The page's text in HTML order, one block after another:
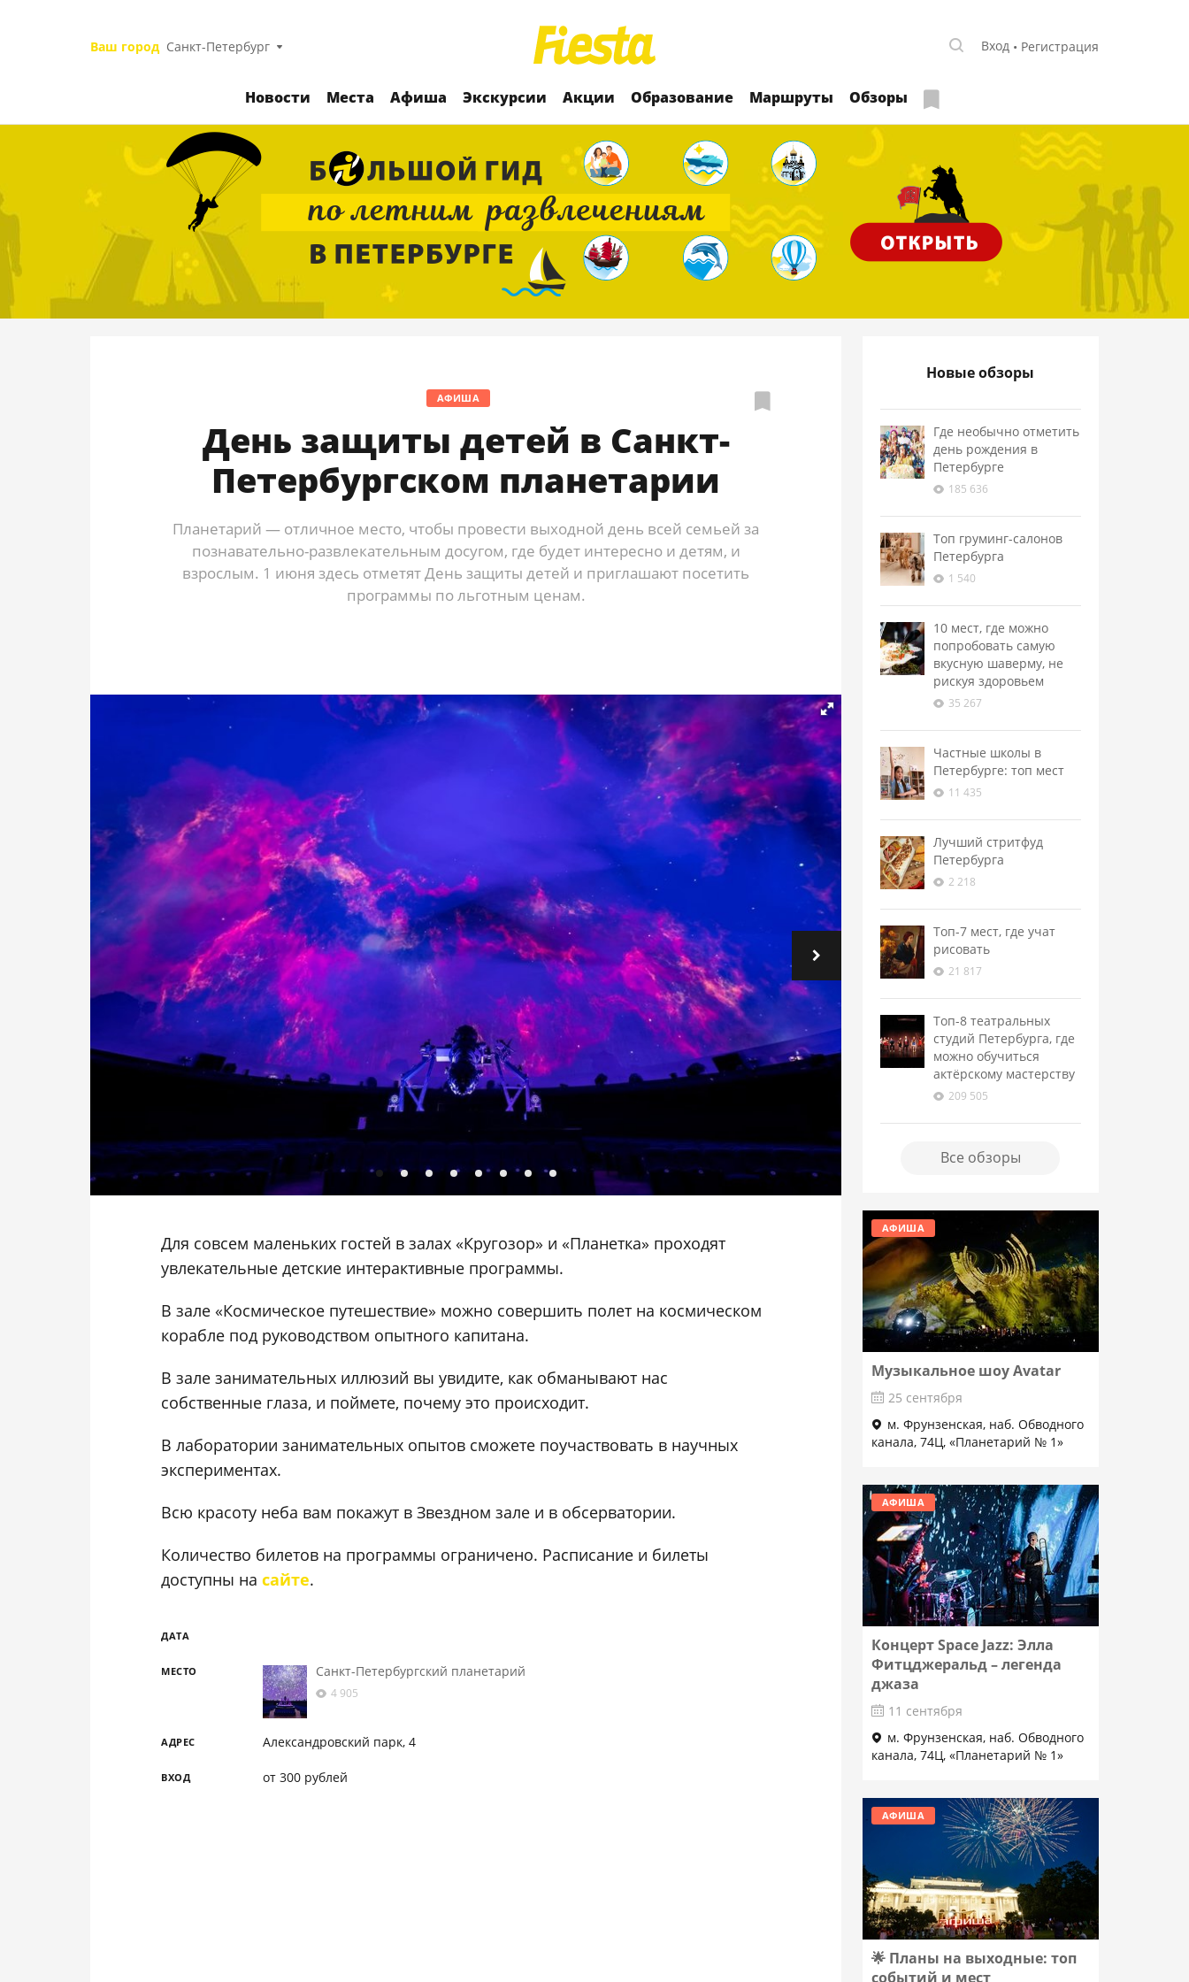
Ваш город Санкт-Петербург Вход Регистрация
Новости Места Афиша Экскурсии Акции Образование Маршруты Обзоры
АФИША
День защиты детей в Санкт-
Петербургском планетарии
Планетарий — отличное место, чтобы провести выходной день всей семьей за
познавательно-развлекательным досугом, где будет интересно и детям, и
взрослым. 1 июня здесь отметят День защиты детей и приглашают посетить
программы по льготным ценам.
Для совсем маленьких гостей в залах «Кругозор» и «Планетка» проходят
увлекательные детские интерактивные программы.
В зале «Космическое путешествие» можно совершить полет на космическом
корабле под руководством опытного капитана.
В зале занимательных иллюзий вы увидите, как обманывают нас
собственные глаза, и поймете, почему это происходит.
В лаборатории занимательных опытов сможете поучаствовать в научных
экспериментах.
Всю красоту неба вам покажут в Звездном зале и в обсерватории.
Количество билетов на программы ограничено. Расписание и билеты
доступны насайте.
ДАТА
МЕСТО Санкт-Петербургский планетарий
4 905
АДРЕС Александровский парк, 4
ВХОД от 300 рублей
Новые обзоры
Где необычно отметить
день рождения в
Петербурге
185 636
Топ груминг-салонов
Петербурга
1 540
10 мест, где можно
попробовать самую
вкусную шаверму, не
рискуя здоровьем
35 267
Частные школы в
Петербурге: топ мест
11 435
Лучший стритфуд
Петербурга
2 218
Топ-7 мест, где учат
рисовать
21 817
Топ-8 театральных
студий Петербурга, где
можно обучиться
актёрскому мастерству
209 505
Все обзоры
АФИША
Музыкальное шоу Avatar
25 сентября
м. Фрунзенская, наб. Обводного
канала, 74Ц, «Планетарий № 1»
Подробнее
АФИША
Концерт Space Jazz: Элла
Фитцджеральд – легенда
джаза
11 сентября
м. Фрунзенская, наб. Обводного
канала, 74Ц, «Планетарий № 1»
Подробнее
АФИША
🌟 Планы на выходные: топ
событий и мест